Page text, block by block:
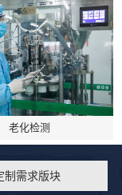
老化检测
制需求版块